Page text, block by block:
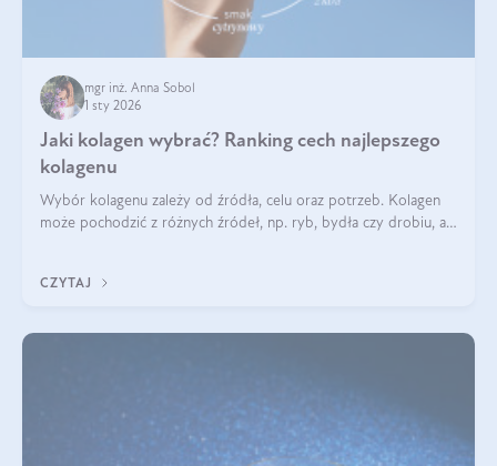
mgr inż. Anna Sobol
1 sty 2026
Jaki kolagen wybrać? Ranking cech najlepszego
kolagenu
Wybór kolagenu zależy od źródła, celu oraz potrzeb. Kolagen
może pochodzić z różnych źródeł, np. ryb, bydła czy drobiu, a
bydlęcy.
CZYTAJ